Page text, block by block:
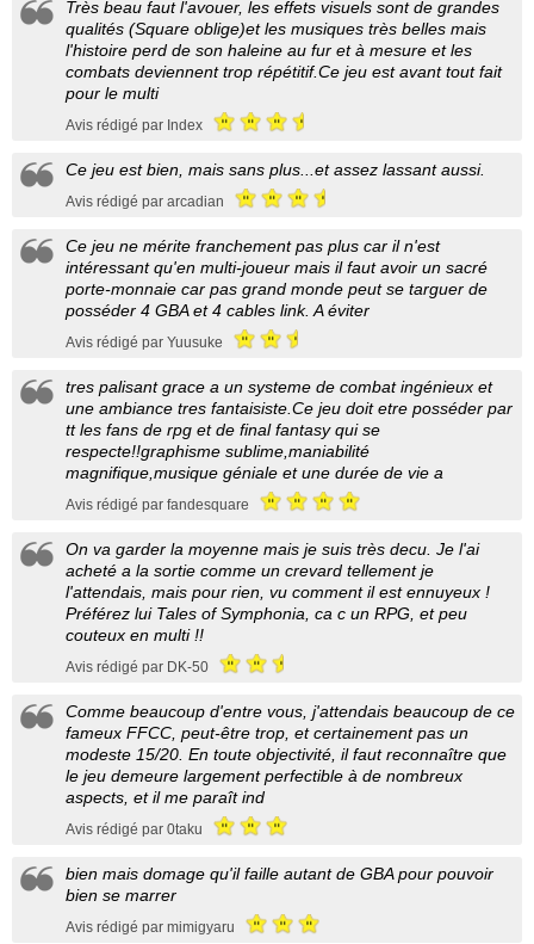
Très beau faut l'avouer, les effets visuels sont de grandes
qualités (Square oblige)et les musiques très belles mais
l'histoire perd de son haleine au fur et à mesure et les
combats deviennent trop répétitif.Ce jeu est avant tout fait
pour le multi
Avis rédigé par Index
Ce jeu est bien, mais sans plus...et assez lassant aussi.
Avis rédigé par arcadian
Ce jeu ne mérite franchement pas plus car il n'est
intéressant qu'en multi-joueur mais il faut avoir un sacré
porte-monnaie car pas grand monde peut se targuer de
posséder 4 GBA et 4 cables link. A éviter
Avis rédigé par Yuusuke
tres palisant grace a un systeme de combat ingénieux et
une ambiance tres fantaisiste.Ce jeu doit etre posséder par
tt les fans de rpg et de final fantasy qui se
respecte!!graphisme sublime,maniabilité
magnifique,musique géniale et une durée de vie a
Avis rédigé par fandesquare
On va garder la moyenne mais je suis très decu. Je l'ai
acheté a la sortie comme un crevard tellement je
l'attendais, mais pour rien, vu comment il est ennuyeux !
Préférez lui Tales of Symphonia, ca c un RPG, et peu
couteux en multi !!
Avis rédigé par DK-50
Comme beaucoup d'entre vous, j'attendais beaucoup de ce
fameux FFCC, peut-être trop, et certainement pas un
modeste 15/20. En toute objectivité, il faut reconnaître que
le jeu demeure largement perfectible à de nombreux
aspects, et il me paraît ind
Avis rédigé par 0taku
bien mais domage qu'il faille autant de GBA pour pouvoir
bien se marrer
Avis rédigé par mimigyaru